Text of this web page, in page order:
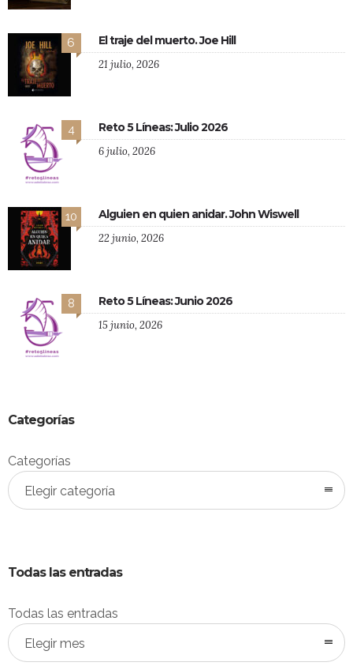
6 El traje del muerto. Joe Hill
21 julio, 2026
4 Reto 5 Líneas: Julio 2026
6 julio, 2026
10 Alguien en quien anidar. John Wiswell
22 junio, 2026
8 Reto 5 Líneas: Junio 2026
15 junio, 2026
Categorías
Categorías
Elegir categoría
Todas las entradas
Todas las entradas
Elegir mes